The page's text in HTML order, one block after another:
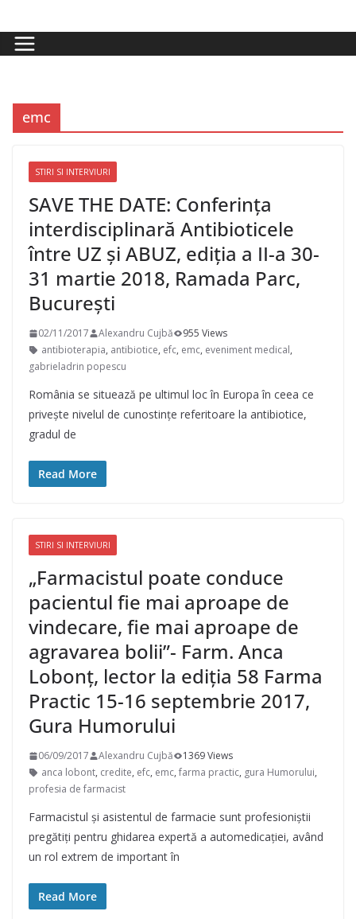
to
content
emc
STIRI SI INTERVIURI
SAVE THE DATE: Conferința
interdisciplinară Antibioticele
între UZ și ABUZ, ediția a II-a 30-
31 martie 2018, Ramada Parc,
București
02/11/2017 Alexandru Cujbă
955 Views
antibioterapia, antibiotice, efc, emc, eveniment medical,
gabrieladrin popescu
România se situează pe ultimul loc în Europa în ceea ce
privește nivelul de cunostințe referitoare la antibiotice,
gradul de
Read More
STIRI SI INTERVIURI
„Farmacistul poate conduce
pacientul fie mai aproape de
vindecare, fie mai aproape de
agravarea bolii”- Farm. Anca
Lobonț, lector la ediția 58 Farma
Practic 15-16 septembrie 2017,
Gura Humorului
06/09/2017 Alexandru Cujbă
1369 Views
anca lobont, credite, efc, emc, farma practic, gura Humorului,
profesia de farmacist
Farmacistul și asistentul de farmacie sunt profesioniștii
pregătiți pentru ghidarea expertă a automedicației, având
un rol extrem de important în
Read More